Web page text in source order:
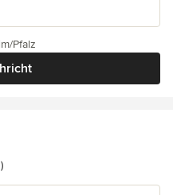
Pfalz
5 Sternen